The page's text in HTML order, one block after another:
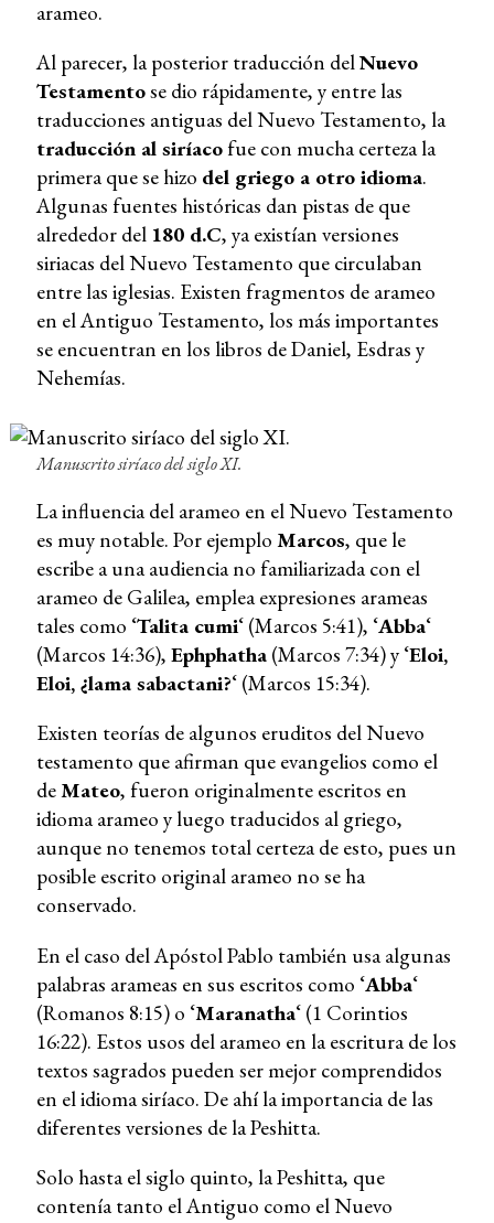
arameo.
Al parecer, la posterior traducción delNuevo
Testamentose dio rápidamente, y entre las
traducciones antiguas del Nuevo Testamento, la
traducción al siríacofue con mucha certeza la
primera que se hizo del griego a otro idioma.
Algunas fuentes históricas dan pistas de que
alrededor del 180 d.C, ya existían versiones
siriacas del Nuevo Testamento que circulaban
entre las iglesias. Existen fragmentos de arameo
en el Antiguo Testamento, los más importantes
se encuentran en los libros de Daniel, Esdras y
Nehemías.
Manuscrito siríaco del siglo XI.
La influencia del arameo en el Nuevo Testamento
es muy notable. Por ejemplo Marcos, que le
escribe a una audiencia no familiarizada con el
arameo de Galilea, emplea expresiones arameas
tales como ‘Talita cumi‘ (Marcos 5:41), ‘Abba‘
(Marcos 14:36), Ephphatha(Marcos 7:34) y ‘Eloi,
Eloi, ¿lama sabactani?‘ (Marcos 15:34).
Existen teorías de algunos eruditos del Nuevo
testamento que afirman que evangelios como el
deMateo, fueron originalmente escritos en
idioma arameo y luego traducidos al griego,
aunque no tenemos total certeza de esto, pues un
posible escrito original arameo no se ha
conservado.
En el caso del Apóstol Pablo también usa algunas
palabras arameas en sus escritos como ‘Abba‘
(Romanos 8:15) o ‘Maranatha‘ (1 Corintios
16:22). Estos usos del arameo en la escritura de los
textos sagrados pueden ser mejor comprendidos
en el idioma siríaco. De ahí la importancia de las
diferentes versiones de la Peshitta.
Solo hasta el siglo quinto, la Peshitta, que
contenía tanto el Antiguo como el Nuevo